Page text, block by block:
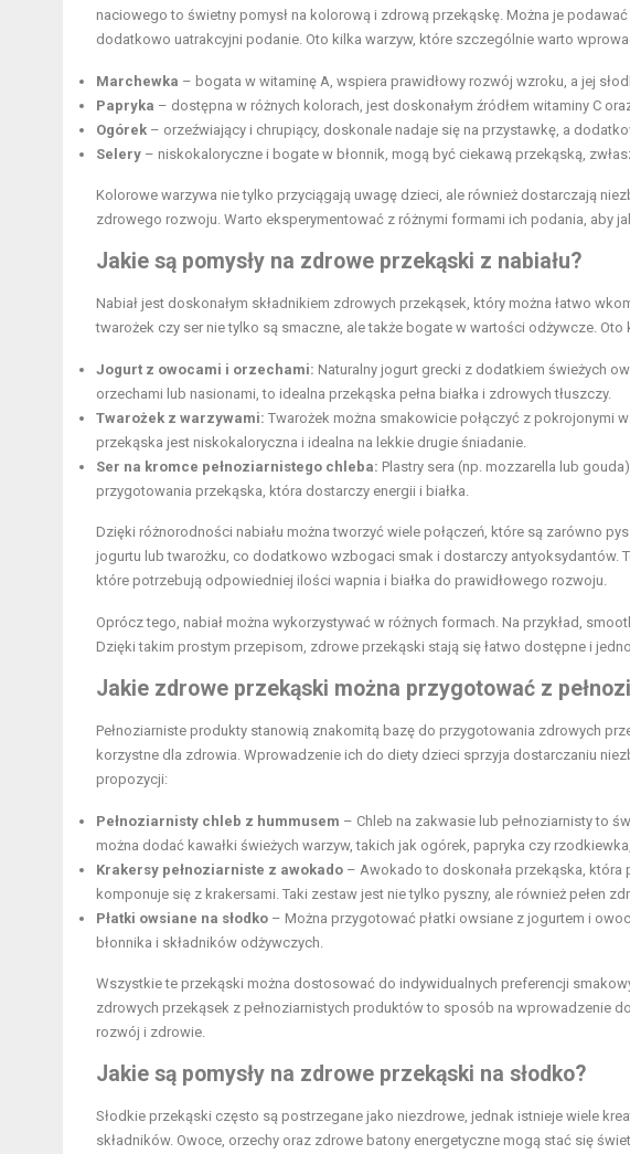
naciowego to świetny pomysł na kolorową i zdrową przekąskę. Można je
dodatkowo uatrakcyjni podanie. Oto kilka warzyw, które szczególnie warto
Marchewka – bogata w witaminę A, wspiera prawidłowy rozwój wzroku, a jej
Papryka – dostępna w różnych kolorach, jest doskonałym źródłem witaminy C
Ogórek – orzeźwiający i chrupiący, doskonale nadaje się na przystawkę, a
Selery – niskokaloryczne i bogate w błonnik, mogą być ciekawą przekąską,
Kolorowe warzywa nie tylko przyciągają uwagę dzieci, ale również dostarczają
zdrowego rozwoju. Warto eksperymentować z różnymi formami ich podania, aby
Jakie są pomysły na zdrowe przekąski z nabiału?
Nabiał jest doskonałym składnikiem zdrowych przekąsek, który można łatwo
twarożek czy ser nie tylko są smaczne, ale także bogate w wartości odżywcze.
Jogurt z owocami i orzechami: Naturalny jogurt grecki z dodatkiem świeżych
orzechami lub nasionami, to idealna przekąska pełna białka i zdrowych tłuszczy.
Twarożek z warzywami: Twarożek można smakowicie połączyć z pokrojonymi
przekąska jest niskokaloryczna i idealna na lekkie drugie śniadanie.
Ser na kromce pełnoziarnistego chleba: Plastry sera (np. mozzarella lub
przygotowania przekąska, która dostarczy energii i białka.
Dzięki różnorodności nabiału można tworzyć wiele połączeń, które są zarówno
jogurtu lub twarożku, co dodatkowo wzbogaci smak i dostarczy antyoksydantów.
które potrzebują odpowiedniej ilości wapnia i białka do prawidłowego rozwoju.
Oprócz tego, nabiał można wykorzystywać w różnych formach. Na przykład,
Dzięki takim prostym przepisom, zdrowe przekąski stają się łatwo dostępne i
Jakie zdrowe przekąski można przygotować z
Pełnoziarniste produkty stanowią znakomitą bazę do przygotowania zdrowych
korzystne dla zdrowia. Wprowadzenie ich do diety dzieci sprzyja dostarczaniu
propozycji:
Pełnoziarnisty chleb z hummusem – Chleb na zakwasie lub pełnoziarnisty to
można dodać kawałki świeżych warzyw, takich jak ogórek, papryka czy
Krakersy pełnoziarniste z awokado – Awokado to doskonała przekąska, która
komponuje się z krakersami. Taki zestaw jest nie tylko pyszny, ale również pełen
Płatki owsiane na słodko – Można przygotować płatki owsiane z jogurtem i
błonnika i składników odżywczych.
Wszystkie te przekąski można dostosować do indywidualnych preferencji
zdrowych przekąsek z pełnoziarnistych produktów to sposób na wprowadzenie
rozwój i zdrowie.
Jakie są pomysły na zdrowe przekąski na słodko?
Słodkie przekąski często są postrzegane jako niezdrowe, jednak istnieje wiele
składników. Owoce, orzechy oraz zdrowe batony energetyczne mogą stać się